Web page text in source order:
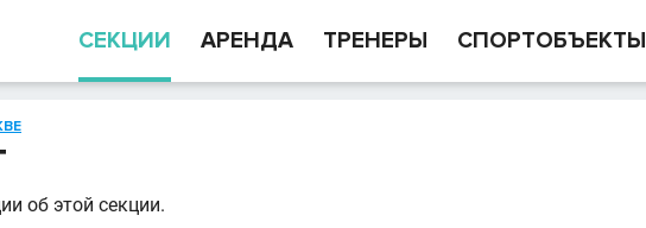
СЕКЦИИ АРЕНДА ТРЕНЕРЫ СПОРТОБЪЕКТЫ
об этой секции.